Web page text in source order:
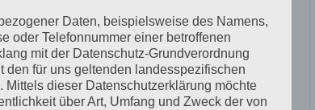
Daten, beispielsweise des Namens,
oder Telefonnummer einer betroffenen
mit der Datenschutz-Grundverordnung
den für uns geltenden landesspezifischen
Mittels dieser Datenschutzerklärung möchte
über Art, Umfang und Zweck der von